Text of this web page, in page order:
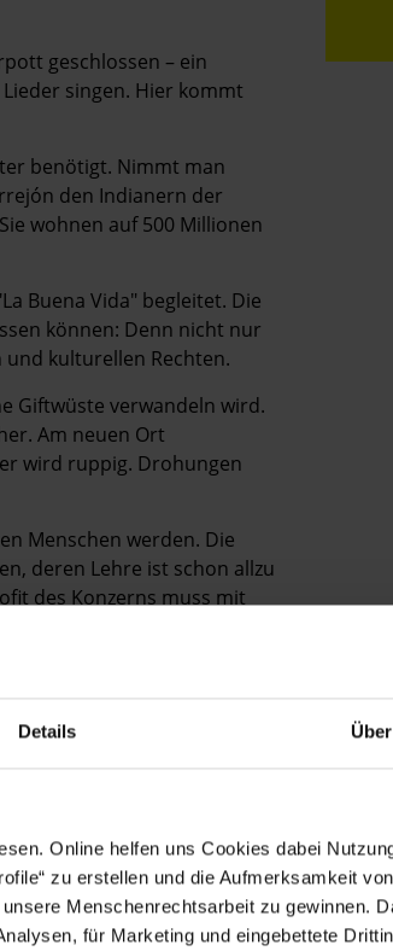
Details
Online helfen uns Cookies dabei
zu erstellen und die Aufmerksamkeit
Menschenrechtsarbeit zu gewinnen.
für Marketing und eingebettete
geschlossen – ein
singen. Hier kommt
benötigt. Nimmt man
den Indianern der
wohnen auf 500 Millionen
Buena Vida" begleitet. Die
können: Denn nicht nur
kulturellen Rechten.
Giftwüste verwandeln wird.
Am neuen Ort
wird ruppig. Drohungen
Menschen werden. Die
deren Lehre ist schon allzu
des Konzerns muss mit